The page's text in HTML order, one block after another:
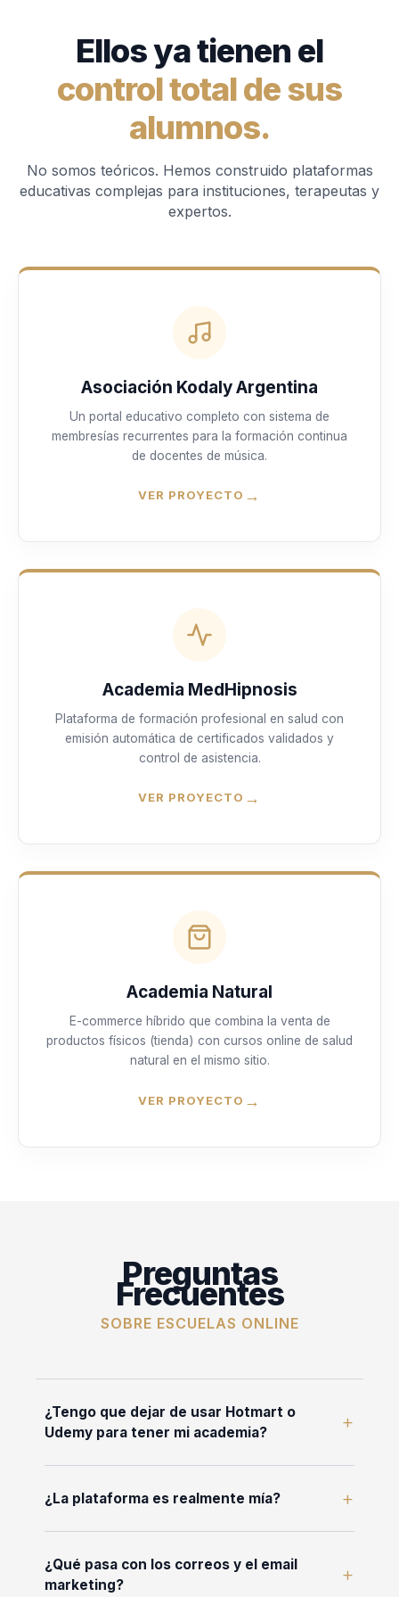
Ellos ya tienen el
control total de sus
alumnos.
No somos teóricos. Hemos construido plataformas
educativas complejas para instituciones, terapeutas y
expertos.
Asociación Kodaly Argentina
Un portal educativo completo con sistema de
membresías recurrentes para la formación continua
de docentes de música.
VER PROYECTO →
Academia MedHipnosis
Plataforma de formación profesional en salud con
emisión automática de certificados validados y
control de asistencia.
VER PROYECTO →
Academia Natural
E-commerce híbrido que combina la venta de
productos físicos (tienda) con cursos online de salud
natural en el mismo sitio.
VER PROYECTO →
Preguntas
Frecuentes
SOBRE ESCUELAS ONLINE
¿Tengo que dejar de usar Hotmart o
Udemy para tener mi academia?
+
¿La plataforma es realmente mía? +
¿Qué pasa con los correos y el email
marketing?
+